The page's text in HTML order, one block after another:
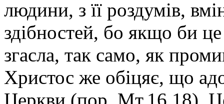
людини, з її роздумів,
здібностей, бо якщо би
згасла, так само, як
Христос же обіцяє, що
Церкви (пор. Мт.16,18).